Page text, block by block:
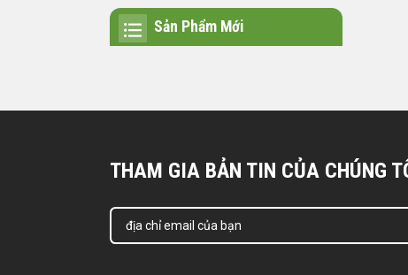
Sản Phẩm Mới
THAM GIA BẢN TIN CỦA CHÚNG